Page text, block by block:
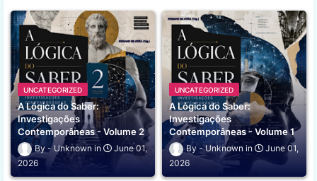
UNCATEGORIZED
A Lógica do Saber:
Investigações
Contemporâneas - Volume 2
Unknown
June 01,
2026
UNCATEGORIZED
A Lógica do Saber:
Investigações
Contemporâneas - Volume 1
Unknown
June 01,
2026